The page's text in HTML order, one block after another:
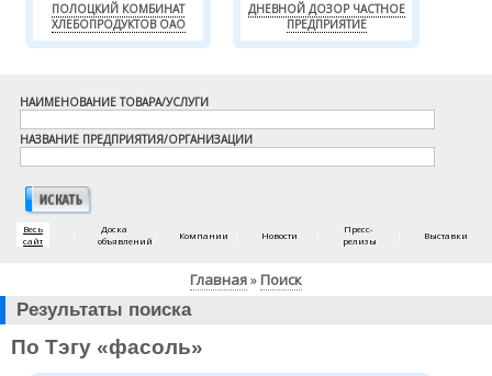
ПОЛОЦКИЙ КОМБИНАТ
ХЛЕБОПРОДУКТОВ ОАО
ДНЕВНОЙ ДОЗОР ЧАСТНОЕ
ПРЕДПРИЯТИЕ
НАИМЕНОВАНИЕ ТОВАРА/УСЛУГИ
НАЗВАНИЕ ПРЕДПРИЯТИЯ/ОРГАНИЗАЦИИ
Весь
сайт
Доска
объявлений
Компании Новости
Пресс-
релизы
Выставки
Главная» Поиск
Результаты поиска
По Тэгу «фасоль»